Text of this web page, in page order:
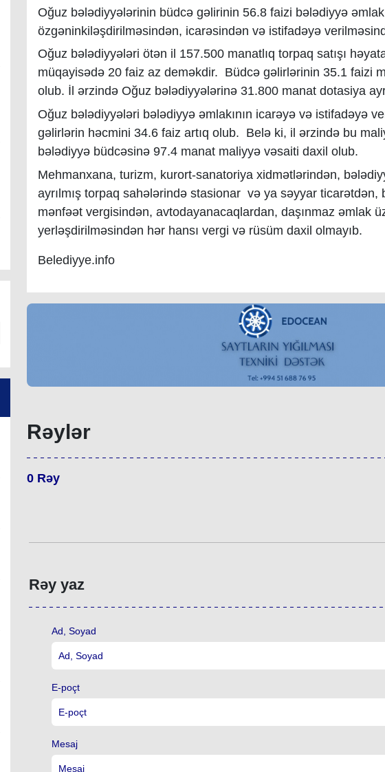
Oğuz bələdiyyələrinin büdcə gəlirinin 56.8 faizi bələdiyyə
özgəninkiləşdirilməsindən, icarəsindən və istifadəyə
Oğuz bələdiyyələri ötən il 157.500 manatlıq torpaq satışı
müqayisədə 20 faiz az deməkdir. Büdcə gəlirlərinin 35.1 faizi
olub. İl ərzində Oğuz bələdiyyələrinə 31.800 manat dotasiya
Oğuz bələdiyyələri bələdiyyə əmlakının icarəyə və istifadəyə
gəlirlərin həcmini 34.6 faiz artıq olub. Belə ki, il ərzində bu
bələdiyyə büdcəsinə 97.4 manat maliyyə vəsaiti daxil olub.
Mehmanxana, turizm, kurort-sanatoriya xidmətlərindən,
ayrılmış torpaq sahələrində stasionar və ya səyyar ticarətdən,
mənfəət vergisindən, avtodayanacaqlardan, daşınmaz əmlak
yerləşdirilməsindən hər hansı vergi və rüsüm daxil olmayıb.
Belediyye.info
Rəylər
0 Rəy
Rəy yaz
Ad, Soyad
E-poçt
Mesaj